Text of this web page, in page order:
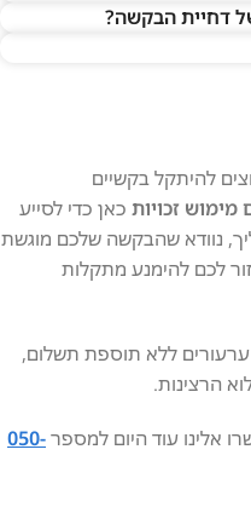
דחיית הבקשה?
להיתקל בקשיים
זכויות כאן כדי לסייע
נוודא שהבקשה שלכם מוגשת
לכם להימנע מתקלות
במקרה של דחייה, נגיש עבורכם עד 5 ערעורים ללא תוספת תשלום,
הרצינות.
אלינו עוד היום למספר050-